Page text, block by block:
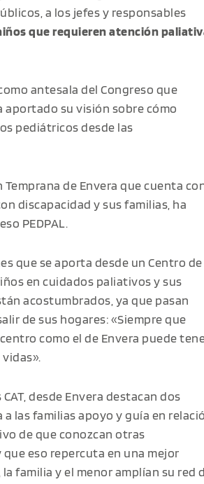
a los jefes y responsables
que requieren atención
antesala del Congreso que
aportado su visión sobre cómo
pediátricos desde las
de Envera que cuenta
discapacidad y sus familias, ha
PEDPAL.
que se aporta desde un Centro de
en cuidados paliativos y sus
acostumbrados, ya que pasan
de sus hogares: «Siempre que
como el de Envera puede
desde Envera destacan dos
las familias apoyo y guía en
de que conozcan otras
eso repercuta en una mejor
familia y el menor amplían su red